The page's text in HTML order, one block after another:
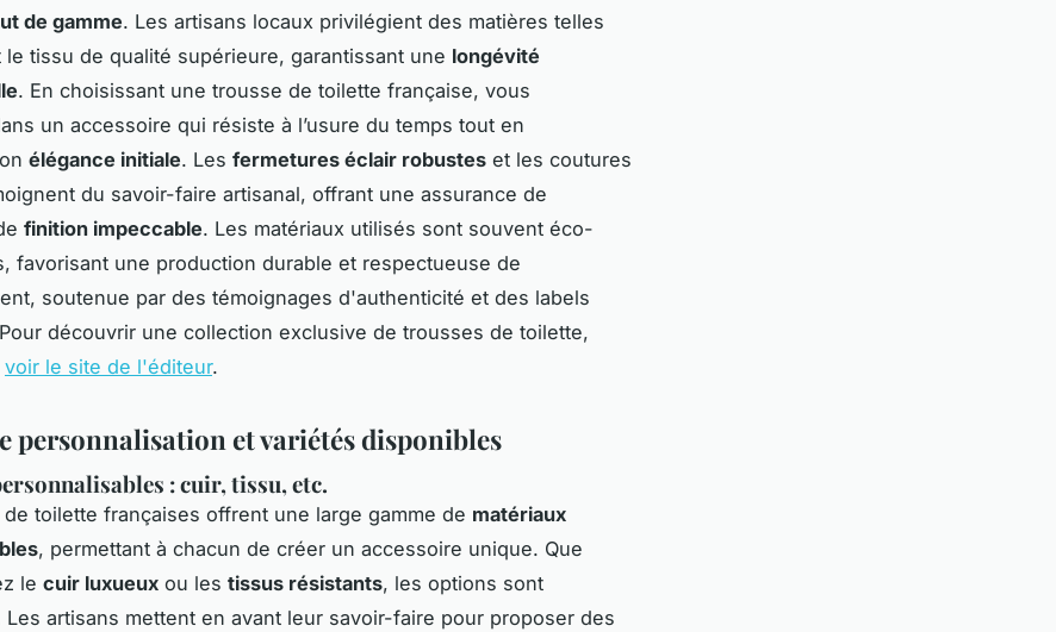
de gamme. Les artisans locaux privilégient des matières telles
tissu de qualité supérieure, garantissant une longévité
. En choisissant une trousse de toilette française, vous
un accessoire qui résiste à l’usure du temps tout en
élégance initiale. Les fermetures éclair robustes et les coutures
du savoir-faire artisanal, offrant une assurance de
finition impeccable. Les matériaux utilisés sont souvent éco-
favorisant une production durable et respectueuse de
soutenue par des témoignages d'authenticité et des labels
découvrir une collection exclusive de trousses de toilette,
voir le site de l'éditeur.
personnalisation et variétés disponibles
: cuir, tissu, etc.
toilette françaises offrent une large gamme de matériaux
, permettant à chacun de créer un accessoire unique. Que
le cuir luxueux ou les tissus résistants, les options sont
Les artisans mettent en avant leur savoir-faire pour proposer des